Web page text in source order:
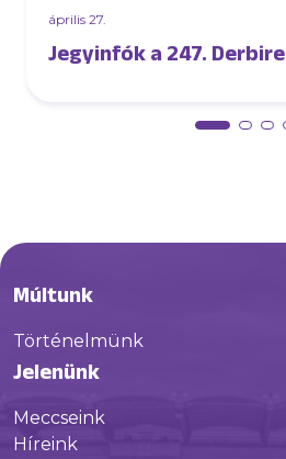
április 27.
Jegyinfók a 247. Derbire
Múltunk
Történelmünk
Jelenünk
Meccseink
Híreink